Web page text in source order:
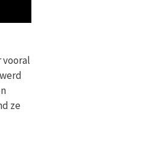
vooral
ze